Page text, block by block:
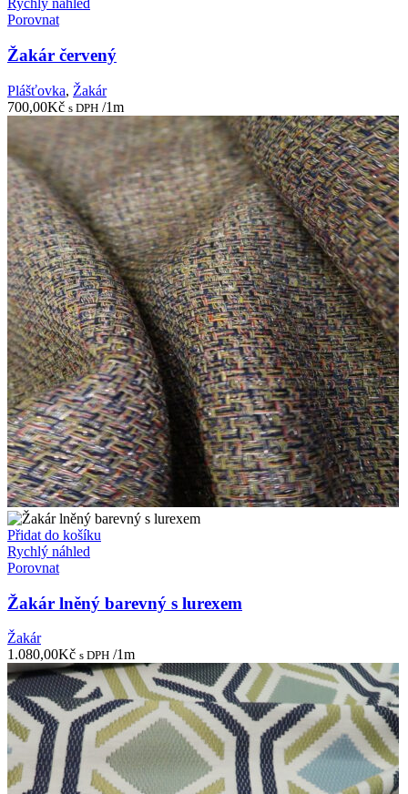
Rychlý náhled
Porovnat
Žakár červený
Plášťovka, Žakár
700,00Kč s DPH /1m
Přidat do košíku
Rychlý náhled
Porovnat
Žakár lněný barevný s lurexem
Žakár
1.080,00Kč s DPH /1m